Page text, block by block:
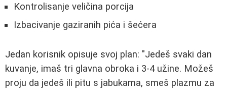
Kontrolisanje veličina porcija
Izbacivanje gaziranih pića i šećera
Jedan korisnik opisuje svoj plan: "Jedeš svaki dan
kuvanje, imaš tri glavna obroka i 3-4 užine. Možeš
proju da jedeš ili pitu s jabukama, smeš plazmu za